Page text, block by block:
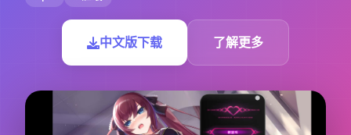
中文版下载 了解更多